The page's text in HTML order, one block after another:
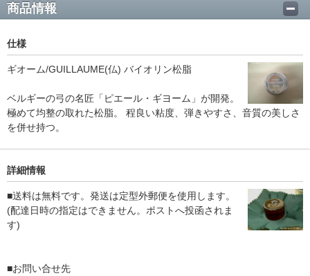
商品情報
仕様
ギオーム/GUILLAUME(仏) バイオリン松脂
ベルギーの弓の名匠「ピエール・ギヨーム」が開発。
極めて均整の取れた松脂。 程良い粘度、弾きやすさ、音質の美しさ
を併せ持つ。
詳細情報
■送料は無料です。発送は定型外郵便を使用します。
(配達日時の指定はできません。ポストへ投函されま
す)
■お問い合せ先